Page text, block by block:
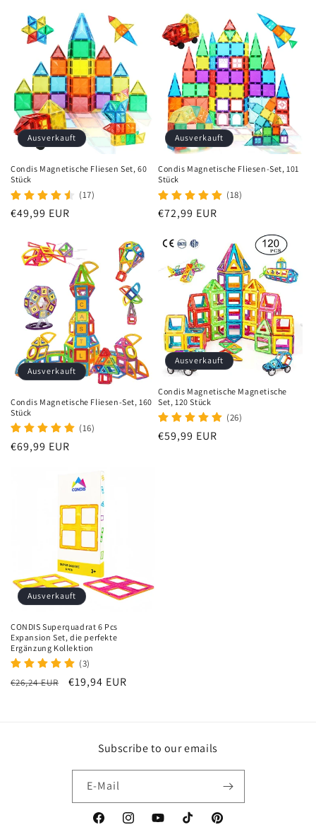
Ausverkauft
Condis Magnetische Fliesen Set, 60
Stück
(17)
Normaler
€49,99 EUR
Ausverkauft
Condis Magnetische Fliesen-Set, 101
Stück
(18)
Normaler
€72,99 EUR
Ausverkauft
Condis Magnetische Fliesen-Set, 160
Stück
(16)
Normaler
€69,99 EUR
Ausverkauft
Condis Magnetische Magnetische
Set, 120 Stück
(26)
Normaler
€59,99 EUR
Ausverkauft
CONDIS Superquadrat 6 Pcs
Expansion Set, die perfekte
Ergänzung Kollektion
(3)
Normaler
€26,24 EUR Verkaufspreis
€19,94 EUR
Subscribe to our emails
E-Mail
FacebookInstagramYouTubeTikTok Pinterest